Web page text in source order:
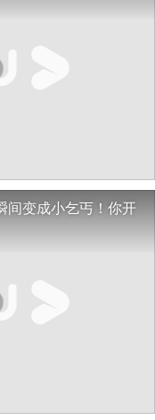
间变成小乞丐！你开